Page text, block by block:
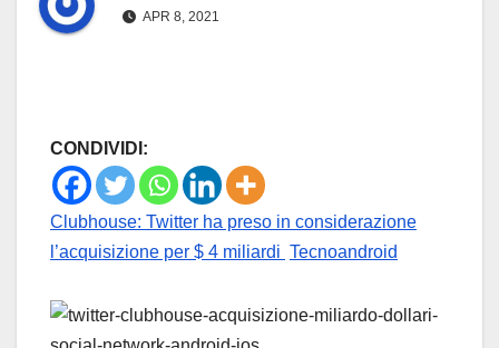
APR 8, 2021
CONDIVIDI:
Clubhouse: Twitter ha preso in considerazione
l’acquisizione per $ 4 miliardi Tecnoandroid